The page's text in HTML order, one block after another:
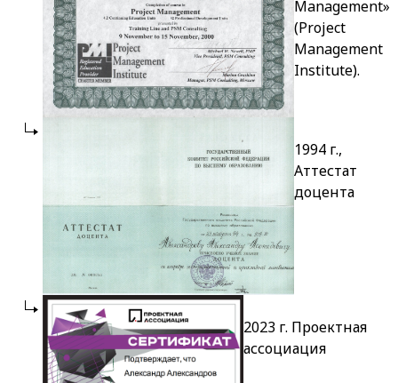
Management»
(Project
Management
Institute).
1994 г.,
Аттестат
доцента
2023 г. Проектная
ассоциация